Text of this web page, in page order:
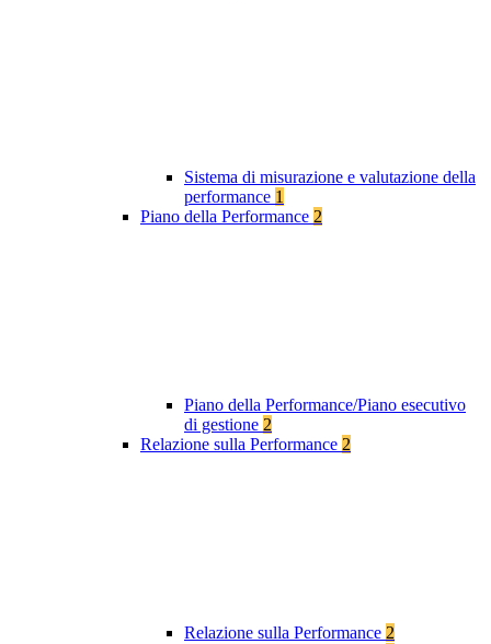
Sistema di misurazione e valutazione della
performance 1
Piano della Performance 2
Piano della Performance/Piano esecutivo
di gestione 2
Relazione sulla Performance 2
Relazione sulla Performance 2